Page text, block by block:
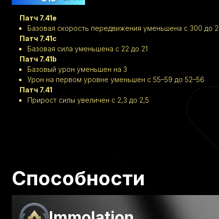
Патч 7.41e
Базовая скорость передвижения уменьшена с 300 до
Патч 7.41c
Базовая сила уменьшена с 22 до 21
Патч 7.41b
Базовый урон уменьшен на 3
Урон на первом уровне уменьшен с 55–59 до 52–56
Патч 7.41
Прирост силы увеличен с 2,3 до 2,5
Способности